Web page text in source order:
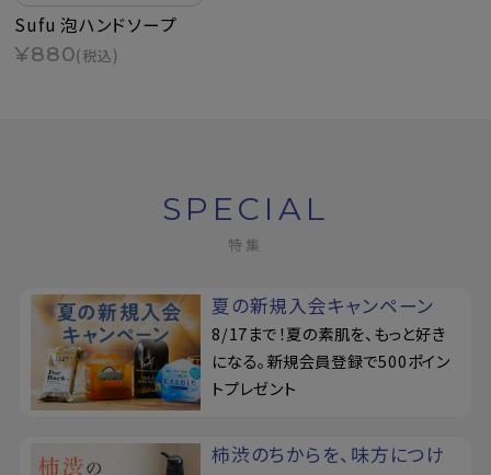
Sufu 泡ハンドソープ
¥880(税込)
SPECIAL
特集
夏の新規入会キャンペーン
8/17まで！夏の素肌を、もっと好き
になる。新規会員登録で500ポイン
トプレゼント
柿渋のちからを、味方につけ